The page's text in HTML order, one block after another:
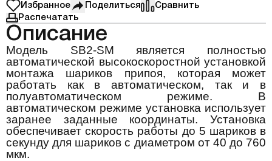
Избранное Поделиться
Сравнить
Распечатать
Описание
Модель SB2-SM является полностью
автоматической высокоскоростной установкой
монтажа шариков припоя, которая может
работать как в автоматическом, так и в
полуавтоматическом режиме. В
автоматическом режиме установка использует
заранее заданные координаты. Установка
обеспечивает скорость работы до 5 шариков в
секунду для шариков с диаметром от 40 до 760
мкм.